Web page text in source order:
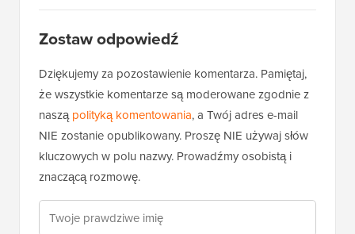
Zostaw odpowiedź
Dziękujemy za pozostawienie komentarza. Pamiętaj,
że wszystkie komentarze są moderowane zgodnie z
nasząpolityką komentowania, a Twój adres e-mail
NIE zostanie opublikowany. Proszę NIE używaj słów
kluczowych w polu nazwy. Prowadźmy osobistą i
znaczącą rozmowę.